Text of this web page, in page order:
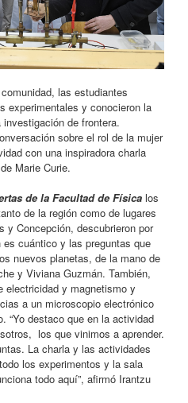
las estudiantes
experimentales y conocieron la
de frontera.
sobre el rol de la mujer
con una inspiradora charla
Marie Curie.
de la Facultad de Física los
de la región como de lugares
y Concepción, descubrieron por
cuántico y las preguntas que
nuevos planetas, de la mano de
y Viviana Guzmán. También,
electricidad y magnetismo y
a un microscopio electrónico
“Yo destaco que en la actividad
los que vinimos a aprender.
La charla y las actividades
los experimentos y la sala
todo aquí”, afirmó Irantzu